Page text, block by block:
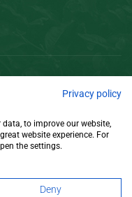
Privacy policy
to improve our website,
website experience. For
the settings.
Deny